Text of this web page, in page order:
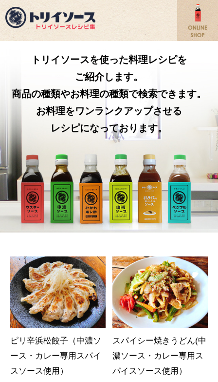
トリイソースを使った料理レシピを
ご紹介します。
商品の種類やお料理の種類で検索できます。
お料理をワンランクアップさせる
レシピになっております。
ピリ辛浜松餃子（中濃ソ
ース・カレー専用スパイ
スソース使用）
スパイシー焼きうどん(中
濃ソース・カレー専用ス
パイスソース使用）